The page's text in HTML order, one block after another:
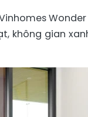
không gian